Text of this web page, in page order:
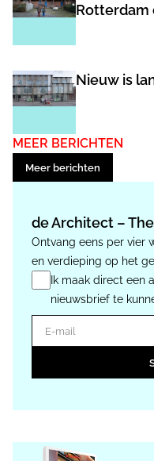
Rotterdam
Nieuw is
MEER BERICHTEN
Meer berichten
de Architect –
Ontvang eens per vier
en verdieping op het
Ik maak direct een
nieuwsbrief te
E-mail